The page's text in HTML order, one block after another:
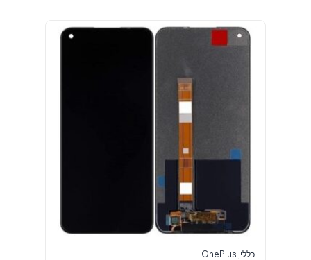
כללי OnePlus